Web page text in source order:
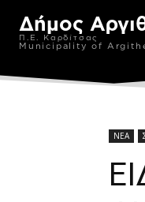
Δήμος
Π.Ε. Καρδίτσας
Municipality of
ΝΕΑ